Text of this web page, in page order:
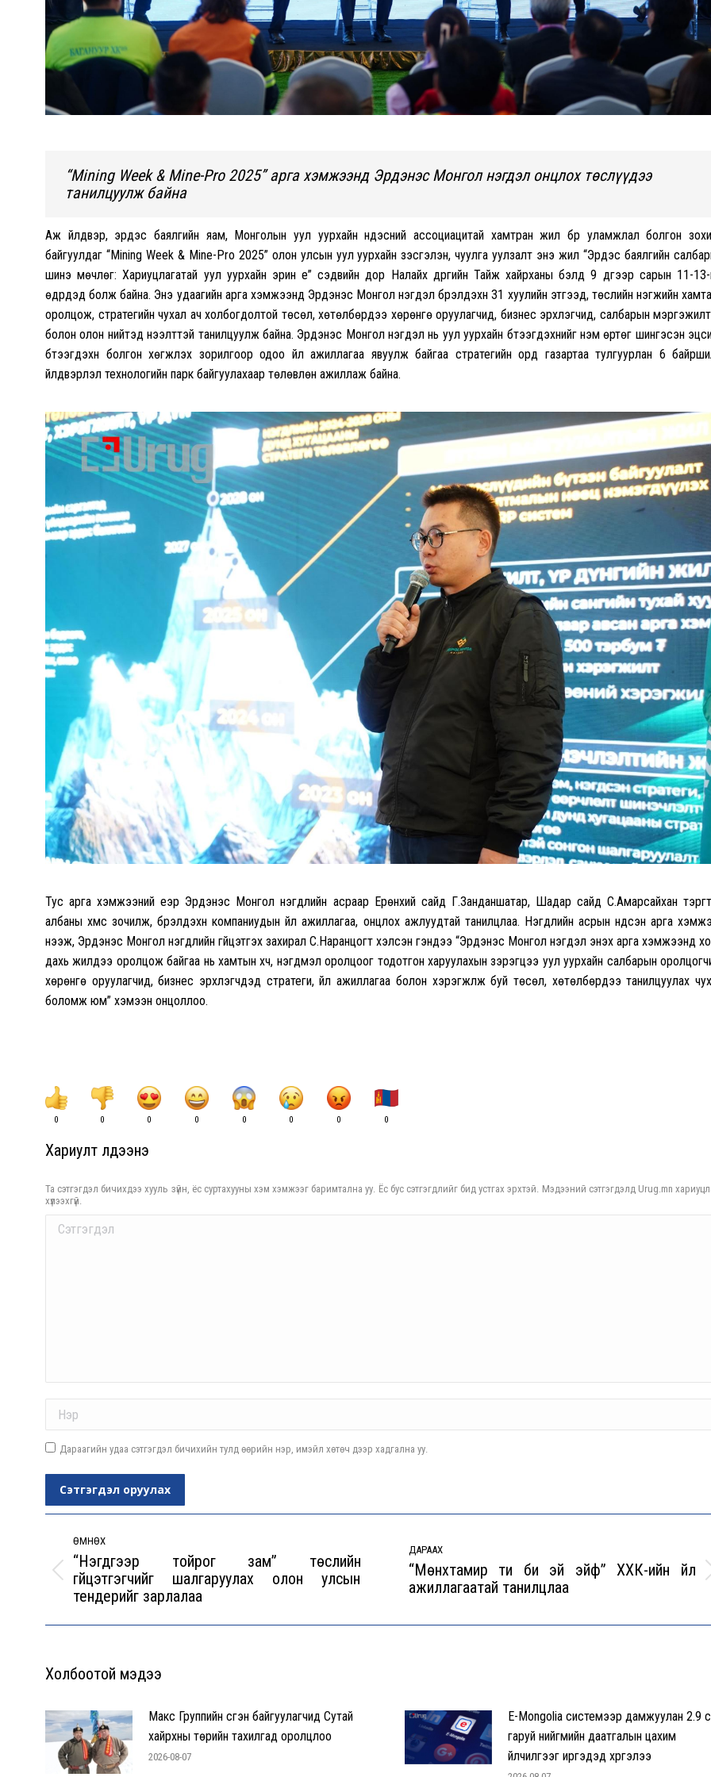
“Mining Week & Mine-Pro 2025” арга хэмжээнд Эрдэнэс Монгол нэгдэл онцлох төслүүдээ
танилцуулж байна
Аж үйлдвэр, эрдэс баялгийн яам, Монголын уул уурхайн үндэсний ассоциацитай хамтран жил бүр уламжлал болгон
байгуулдаг “Mining Week & Mine-Pro 2025” олон улсын уул уурхайн үзэсгэлэн, чуулга уулзалт энэ жил “Эрдэс баялгийн
шинэ мөчлөг: Хариуцлагатай уул уурхайн эрин үе” сэдвийн дор Налайх дүүргийн Тайж хайрханы бэлд 9 дүгээр сарын 11-
өдрүүдэд болж байна. Энэ удаагийн арга хэмжээнд Эрдэнэс Монгол нэгдэл бүрэлдэхүүн 31 хуулийн этгээд, төслийн нэгжийн
оролцож, стратегийн чухал ач холбогдолтой төсөл, хөтөлбөрүүдээ хөрөнгө оруулагчид, бизнес эрхлэгчид, салбарын
болон олон нийтэд нээлттэй танилцуулж байна. Эрдэнэс Монгол нэгдэл нь уул уурхайн бүтээгдэхүүнийг нэмүү өртөг шингэсэн
бүтээгдэхүүн болгон хөгжүүлэх зорилгоор одоо үйл ажиллагаа явуулж байгаа стратегийн орд газартаа тулгуурлан 6
үйлдвэрлэл технологийн парк байгуулахаар төлөвлөн ажиллаж байна.
Тус арга хэмжээний үеэр Эрдэнэс Монгол нэгдлийн асраар Ерөнхий сайд Г.Занданшатар, Шадар сайд С.Амарсайхан
албаны хүмүүс зочилж, бүрэлдэхүүн компаниудын үйл ажиллагаа, онцлох ажлуудтай танилцлаа. Нэгдлийн асрын үндсэн арга
нээж, Эрдэнэс Монгол нэгдлийн гүйцэтгэх захирал С.Наранцогт хэлсэн үгэндээ “Эрдэнэс Монгол нэгдэл энэхүү арга хэмжээнд
дахь жилдээ оролцож байгаа нь хамтын хүч, нэгдмэл оролцоог тодотгон харуулахын зэрэгцээ уул уурхайн салбарын
хөрөнгө оруулагчид, бизнес эрхлэгчдэд стратеги, үйл ажиллагаа болон хэрэгжүүлж буй төсөл, хөтөлбөрүүдээ танилцуулах
боломж юм” хэмээн онцоллоо.
0 0 0 0 0 0 0 0
Хариулт үлдээнэ үү
Та сэтгэгдэл бичихдээ хууль зүйн, ёс суртахууны хэм хэмжээг баримтална уу. Ёс бус сэтгэгдлийг бид устгах эрхтэй. Мэдээний сэтгэгдэлд Urug.mn
хүлээхгүй.
Comment
Дараагийн удаа сэтгэгдэл бичихийн тулд өөрийн нэр, имэйл хөтөч дээр хадгална уу.
Сэтгэгдэл оруулах
navigation
ӨМНӨХ
Previous
post:
“Нэгдүгээр тойрог зам” төслийн
гүйцэтгэгчийг шалгаруулах олон улсын
тендерийг зарлалаа
ДАРААХ
Next
“Мөнхтамир ти би эй эйф” ХХК-ийн үйл
ажиллагаатай танилцлаа
Холбоотой мэдээ
Макс Группийн үүсгэн байгуулагчид Сутай
хайрхны төрийн тахилгад оролцлоо
2026-08-07
E-Mongolia системээр дамжуулан 2.9
гаруй нийгмийн даатгалын цахим
үйлчилгээг иргэдэд хүргэлээ